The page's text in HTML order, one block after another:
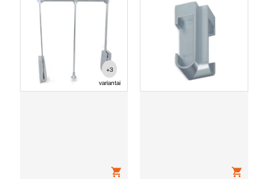
+3
variantai